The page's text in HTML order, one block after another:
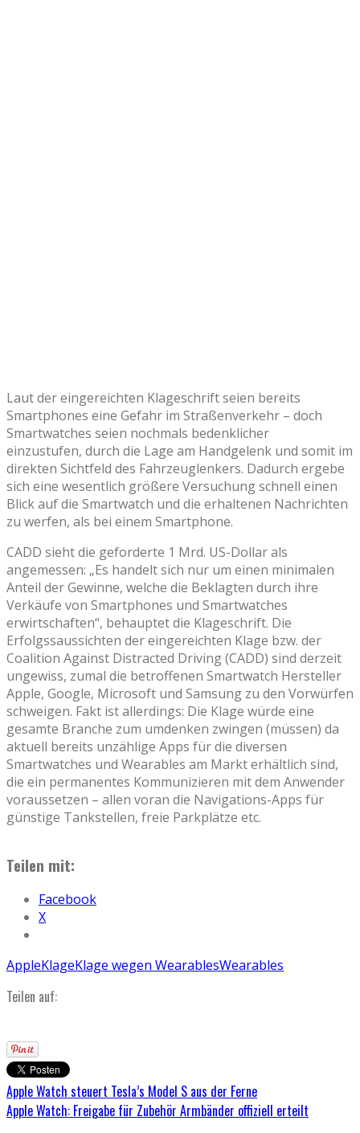
Laut der eingereichten Klageschrift seien bereits
Smartphones eine Gefahr im Straßenverkehr – doch
Smartwatches seien nochmals bedenklicher
einzustufen, durch die Lage am Handgelenk und somit im
direkten Sichtfeld des Fahrzeuglenkers. Dadurch ergebe
sich eine wesentlich größere Versuchung schnell einen
Blick auf die Smartwatch und die erhaltenen Nachrichten
zu werfen, als bei einem Smartphone.
CADD sieht die geforderte 1 Mrd. US-Dollar als
angemessen: „Es handelt sich nur um einen minimalen
Anteil der Gewinne, welche die Beklagten durch ihre
Verkäufe von Smartphones und Smartwatches
erwirtschaften“, behauptet die Klageschrift. Die
Erfolgssaussichten der eingereichten Klage bzw. der
Coalition Against Distracted Driving (CADD) sind derzeit
ungewiss, zumal die betroffenen Smartwatch Hersteller
Apple, Google, Microsoft und Samsung zu den Vorwürfen
schweigen. Fakt ist allerdings: Die Klage würde eine
gesamte Branche zum umdenken zwingen (müssen) da
aktuell bereits unzählige Apps für die diversen
Smartwatches und Wearables am Markt erhältlich sind,
die ein permanentes Kommunizieren mit dem Anwender
voraussetzen – allen voran die Navigations-Apps für
günstige Tankstellen, freie Parkplätze etc.
Teilen mit:
Facebook
X
AppleKlageKlage wegen WearablesWearables
Teilen auf:
Apple Watch steuert Tesla’s Model S aus der Ferne
Apple Watch: Freigabe für Zubehör Armbänder offiziell erteilt